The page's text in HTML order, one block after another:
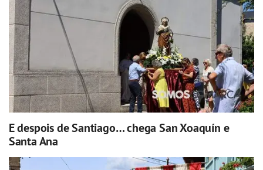
E despois de Santiago… chega San Xoaquín e
Santa Ana